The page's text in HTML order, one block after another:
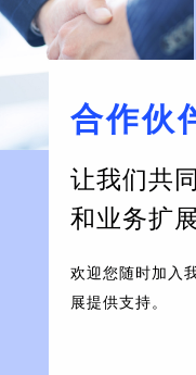
合作伙
让我们共
和业务扩展
欢迎您随时加入
展提供支持。